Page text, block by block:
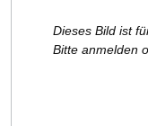
Dieses Bild ist
Bitte anmelden